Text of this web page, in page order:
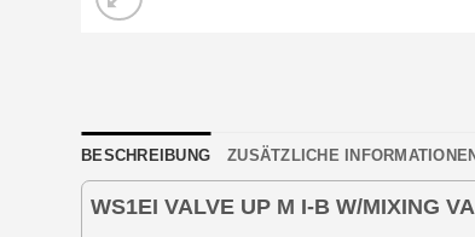
BESCHREIBUNG ZUSÄTZLICHE INFORMATIONEN
WS1EI VALVE UP M I-B W/MIXING